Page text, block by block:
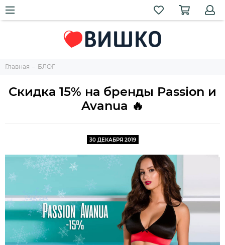
Главная БЛОГ
Скидка 15% на бренды Passion и
Avanua 🔥
30 ДЕКАБРЯ 2019